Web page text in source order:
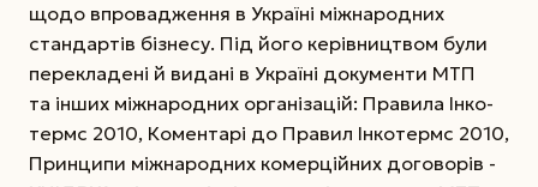
щодо впровадження в Україні міжнародних
стандартів бізнесу. Під його керівництвом були
перекладені й видані в Україні документи МТП
та інших міжнародних організацій: Правила Інко­
термс 2010, Коментарі до Правил Інко­термс 2010,
Принципи міжнародних комерційних договорів ­